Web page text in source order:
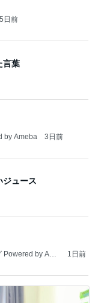
5日前
言葉
by Ameba 3日前
ジュース
by Ame
1日前